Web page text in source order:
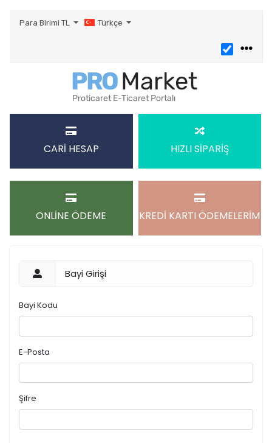
Para Birimi TL Türkçe
CARİ HESAP HIZLI SİPARİŞ
ONLİNE ÖDEME KREDİ KARTI ÖDEMELERİM
Bayi Girişi
Bayi Kodu
E-Posta
Şifre